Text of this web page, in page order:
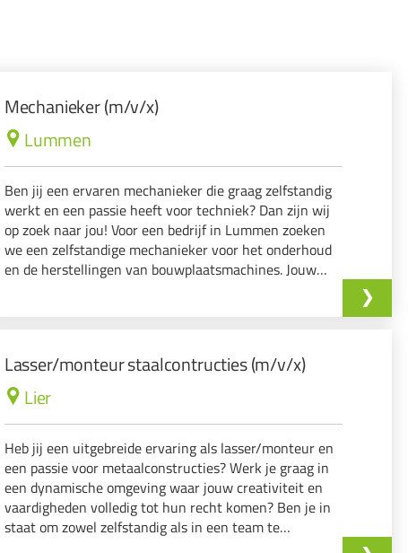
Mechanieker (m/v/x)
Lummen
Ben jij een ervaren mechanieker die graag zelfstandig
werkt en een passie heeft voor techniek? Dan zijn wij
op zoek naar jou! Voor een bedrijf in Lummen zoeken
we een zelfstandige mechanieker voor het onderhoud
en de herstellingen van bouwplaatsmachines. Jouw
Lasser/monteur staalcontructies (m/v/x)
Lier
Heb jij een uitgebreide ervaring als lasser/monteur en
een passie voor metaalconstructies? Werk je graag in
een dynamische omgeving waar jouw creativiteit en
vaardigheden volledig tot hun recht komen? Ben je in
staat om zowel zelfstandig als in een team te